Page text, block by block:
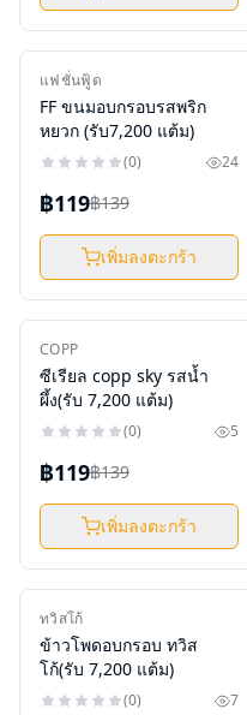
ใหม่
-14%
แฟชั่นฟู้ด
FF ขนมอบกรอบรสพริก
หยวก (รับ7,200 แต้ม)
(0) 24
฿119฿139
เพิ่มลงตะกร้า
ใหม่
-14%
COPP
ซีเรียล copp sky รสน้ำ
ผึ้ง(รับ 7,200 แต้ม)
(0) 5
฿119฿139
เพิ่มลงตะกร้า
ใหม่
-14%
ทวิสโก้
ข้าวโพดอบกรอบ ทวิส
โก้(รับ 7,200 แต้ม)
(0) 7